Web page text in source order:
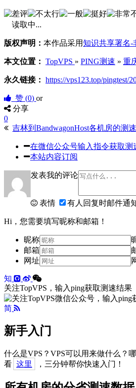
读取中...
版权声明： 本作品采用知识共享署名-
本文位置： TopVPS » PING测速 » 重
永久链接： https://vps123.top/pingtest/
赞 (0) or
分享
0
吉林到BandwagonHost各机房的测速
在微信公众号输入指令获取测
本站内容订阅
发表我的评论
表情 有人回复时邮件通
Hi，您需要填写昵称和邮箱！
昵称
邮箱
网址
知
关注TopVPS，输入ping获取测速结果
简
新手入门
什么是VPS？VPS可以用来做什么？
看 这里 ，三分钟帮你快速入门！